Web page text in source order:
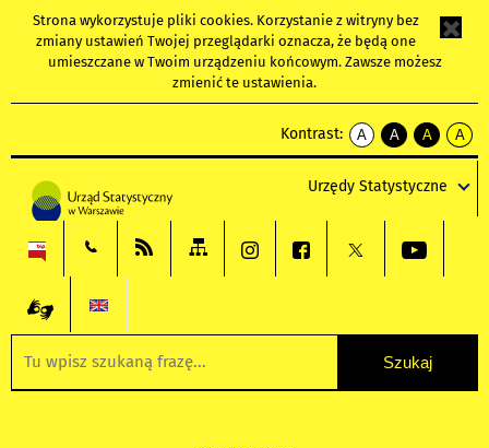
Strona wykorzystuje pliki cookies. Korzystanie z witryny bez
zmiany ustawień Twojej przeglądarki oznacza, że będą one
umieszczane w Twoim urządzeniu końcowym. Zawsze możesz
zmienić te ustawienia.
Kontrast:
A
kontrast
A
kontrast
tekst
czarnym
A
kontrast
tekst
czarnym
A
tekst
żółtym
Urzędy Statystyczne